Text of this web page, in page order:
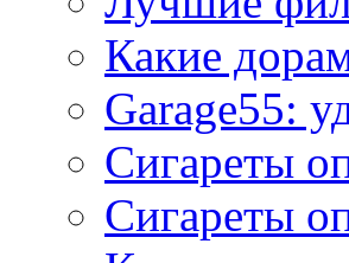
Какие
Garage55:
Сигареты
Сигареты